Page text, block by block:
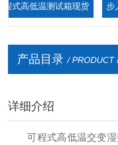
高低温测试箱现货 步入
产品目录 / PRODUCT
详细介绍
可程式高低温交变